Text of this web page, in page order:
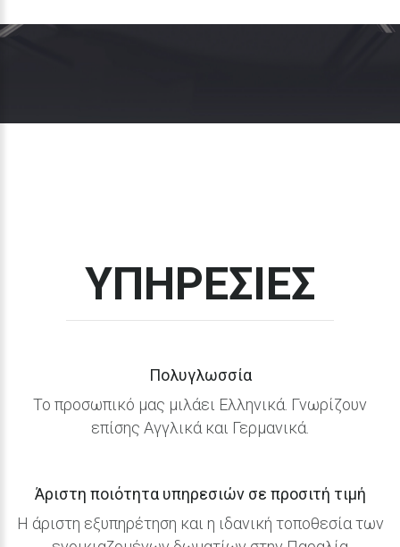
ΥΠΗΡΕΣΙΕΣ
Πολυγλωσσία
Το προσωπικό μας μιλάει Ελληνικά. Γνωρίζουν
επίσης Αγγλικά και Γερμανικά.
Άριστη ποιότητα υπηρεσιών σε προσιτή τιμή
Η άριστη εξυπηρέτηση και η ιδανική τοποθεσία των